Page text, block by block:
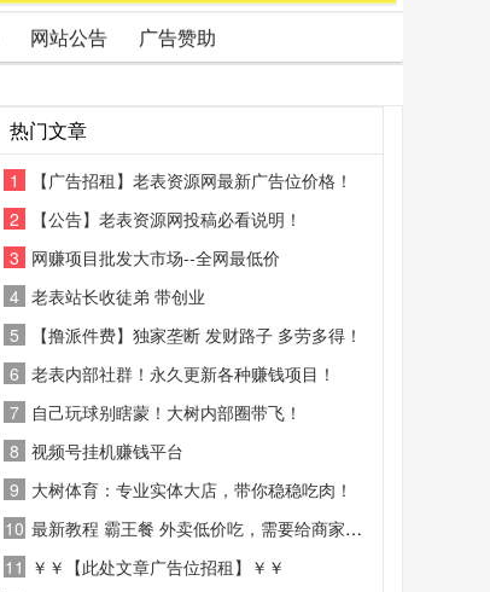
网站公告 广告赞助
热门文章
1
【广告招租】老表资源网最新广告位价格！
2
【公告】老表资源网投稿必看说明！
3 网赚项目批发大市场--全网最低价
4 老表站长收徒弟 带创业
5
【撸派件费】独家垄断 发财路子 多劳多得！
6 老表内部社群！永久更新各种赚钱项目！
7 自己玩球别瞎蒙！大树内部圈带飞！
8 视频号挂机赚钱平台
9 大树体育：专业实体大店，带你稳稳吃肉！
10 最新教程 霸王餐 外卖低价吃，需要给商家好评
11 ￥￥【此处文章广告位招租】￥￥